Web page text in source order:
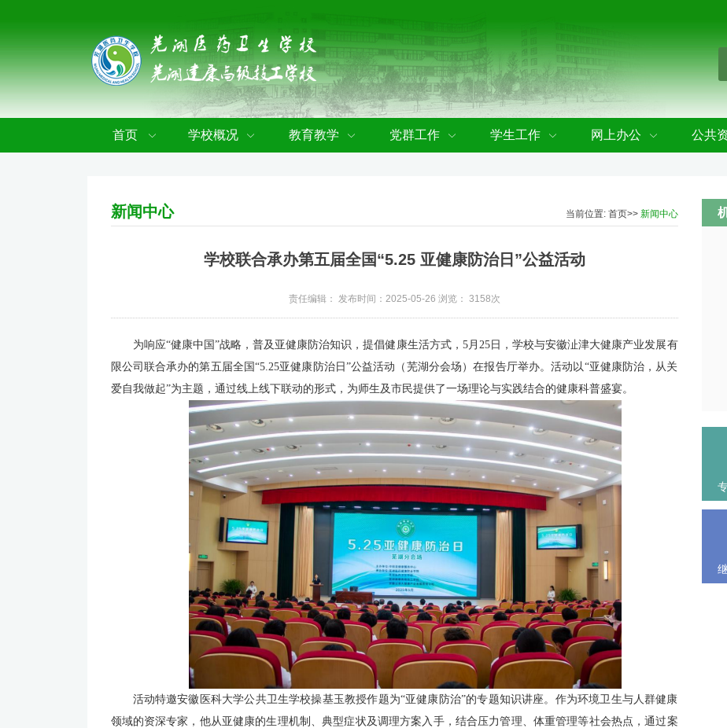
首页 学校概况 教育教学 党群工作 学生工作 网上办公 公共
新闻中心 当前位置: 首页>> 新闻中心
学校联合承办第五届全国“5.25 亚健康防治日”公益活动
责任编辑： 发布时间：2025-05-26 浏览： 3158次
为响应“健康中国”战略，普及亚健康防治知识，提倡健康生活方式，5月25日， 学校与安徽沚津大健康产业发展有
限公司联合承办的第五届全国“5.25亚健康防治日”公益活动（芜湖分会场）在报告厅举办。活动以“亚健康防治，从关
爱自我做起”为主题，通过线上线下联动的形式，为师生及市民提供了一场理论与实践结合的健康科普盛宴。
活动特邀安徽医科大学公共卫生学校操基玉教授作题为“亚健康防治”的专题知识讲座。作为环境卫生与人群健康
领域的资深专家，他从亚健康的生理机制、典型症状及调理方案入手，结合压力管理、体重管理等社会热点，通过案